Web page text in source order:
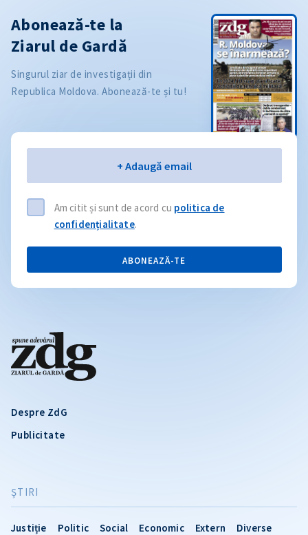
Despre ZdG
Publicitate
ŞTIRI
Justiție Politic Social Economic Extern Diverse
Abonează-te la
Ziarul de Gardă
Singurul ziar de investigații din
Republica Moldova. Abonează-te și tu!
+ Adaugă email
Am citit și sunt de acord cu politica de
confidențialitate.
ABONEAZĂ-TE